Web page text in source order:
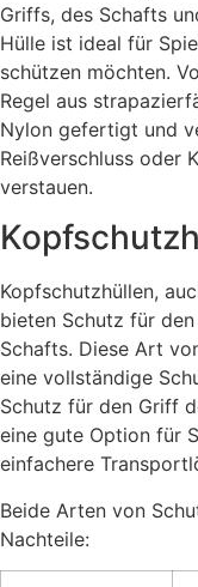
Griffs, des Schafts
Hülle ist ideal für
schützen möchten.
Regel aus
Nylon gefertigt und
Reißverschluss oder
verstauen.
Kopfschutzhüllen,
bieten Schutz für
Schafts. Diese Art
eine vollständige
Schutz für den Griff
eine gute Option für
einfachere
Beide Arten von
Nachteile: